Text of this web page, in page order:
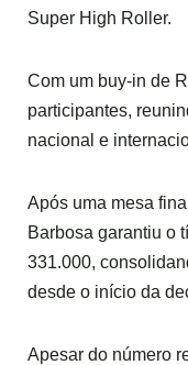
Super High Roller.
Com um buy-in de
participantes,
nacional e
Após uma mesa
Barbosa garantiu o
331.000,
desde o início da
Apesar do número